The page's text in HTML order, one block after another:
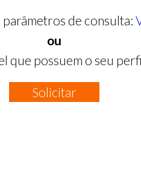
de consulta:
ou
que possuem o seu
Solicitar